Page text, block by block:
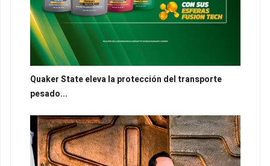
Quaker State eleva la protección del transporte
pesado...